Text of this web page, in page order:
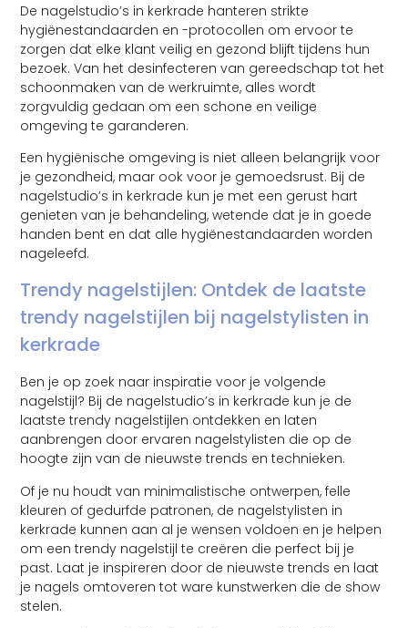
De nagelstudio’s in kerkrade hanteren strikte
hygiënestandaarden en -protocollen om ervoor te
zorgen dat elke klant veilig en gezond blijft tijdens hun
bezoek. Van het desinfecteren van gereedschap tot het
schoonmaken van de werkruimte, alles wordt
zorgvuldig gedaan om een schone en veilige
omgeving te garanderen.
Een hygiënische omgeving is niet alleen belangrijk voor
je gezondheid, maar ook voor je gemoedsrust. Bij de
nagelstudio’s in kerkrade kun je met een gerust hart
genieten van je behandeling, wetende dat je in goede
handen bent en dat alle hygiënestandaarden worden
nageleefd.
Trendy nagelstijlen: Ontdek de laatste
trendy nagelstijlen bij nagelstylisten in
kerkrade
Ben je op zoek naar inspiratie voor je volgende
nagelstijl? Bij de nagelstudio’s in kerkrade kun je de
laatste trendy nagelstijlen ontdekken en laten
aanbrengen door ervaren nagelstylisten die op de
hoogte zijn van de nieuwste trends en technieken.
Of je nu houdt van minimalistische ontwerpen, felle
kleuren of gedurfde patronen, de nagelstylisten in
kerkrade kunnen aan al je wensen voldoen en je helpen
om een trendy nagelstijl te creëren die perfect bij je
past. Laat je inspireren door de nieuwste trends en laat
je nagels omtoveren tot ware kunstwerken die de show
stelen.